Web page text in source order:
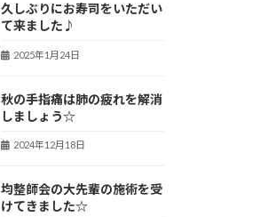
久しぶりにお寿司をいただい
て来ました♪
2025年1月24日
秋の手指痛は肺の疲れを解消
しましょう☆
2024年12月18日
均整師会の大先輩の施術を受
けてきました☆